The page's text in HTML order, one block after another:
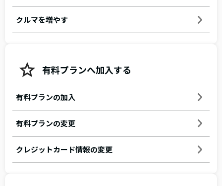
クルマを増やす
有料プランへ加入する
有料プランの加入
有料プランの変更
クレジットカード情報の変更